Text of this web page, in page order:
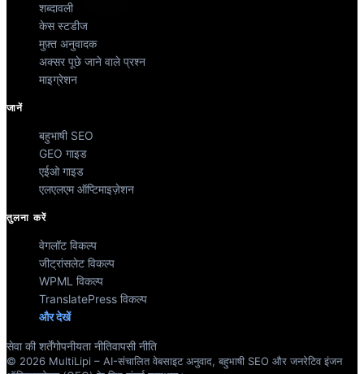
शब्दावली
केस स्टडीज
मुफ़्त अनुवादक
अक्सर पूछे जाने वाले प्रश्न
माइग्रेशन
जानें
बहुभाषी SEO
GEO गाइड
एईओ गाइड
एलएलएम ऑप्टिमाइज़ेशन
तुलना करें
वेगलॉट विकल्प
जीट्रांसलेट विकल्प
WPML विकल्प
TranslatePress विकल्प
और देखें
सेवा की शर्तेंगोपनीयता नीतिवापसी नीति
© 2026 MultiLipi – AI-संचालित वेबसाइट अनुवाद, बहुभाषी SEO और जनरेटिव इंजन